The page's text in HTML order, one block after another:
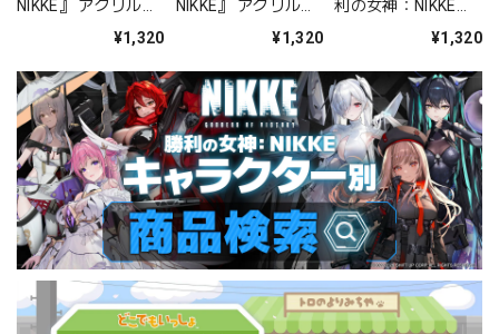
NIKKE』 アクリルス
イルド・バックヤー
¥1,320
NIKKE』 アクリルス
¥1,320
利の女神：NIKKE』
ルク：ブルーミング
¥1,320